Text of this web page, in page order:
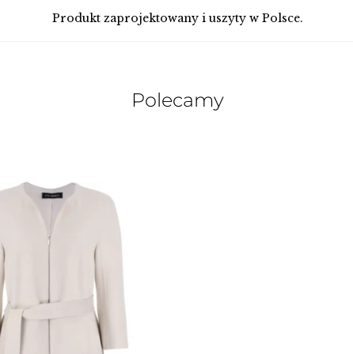
Produkt zaprojektowany i uszyty w Polsce.
Polecamy